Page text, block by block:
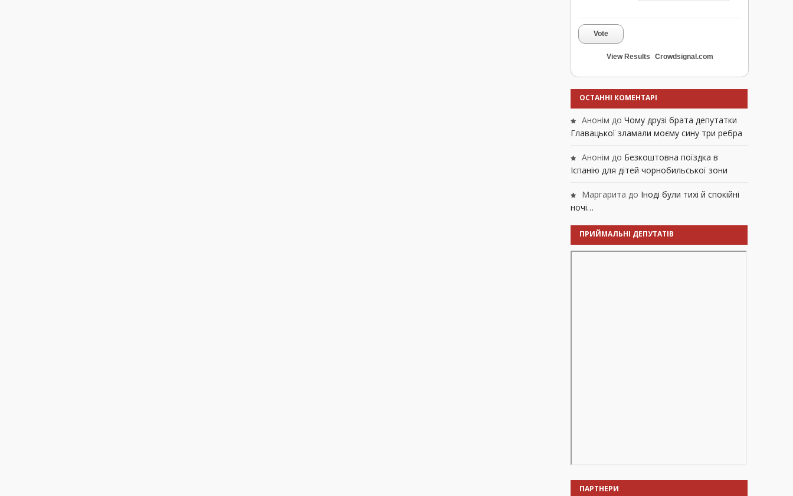
Vote
View Results Crowdsignal.com
ОСТАННІ КОМЕНТАРІ
Анонім до Чому друзі брата депутатки
Главацької зламали моєму сину три ребра
Анонім до Безкоштовна поїздка в
Іспанію для дітей чорнобильської зони
Маргарита до Іноді були тихі й спокійні
ночі…
ПРИЙМАЛЬНІ ДЕПУТАТІВ
ПАРТНЕРИ